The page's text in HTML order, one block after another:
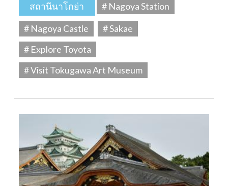
สถานีนาโกย่า
# Nagoya Station
# Nagoya Castle
# Sakae
# Explore Toyota
# Visit Tokugawa Art Museum